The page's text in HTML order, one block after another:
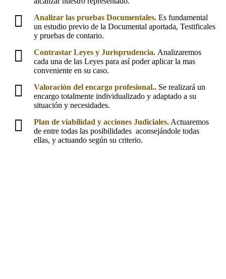
Analizar las pruebas Documentales. Es fundamental
un estudio previo de la Documental aportada, Testificales
y pruebas de contario.
Contrastar Leyes y Jurisprudencia. Analizaremos
cada una de las Leyes para así poder aplicar la mas
conveniente en su caso.
Valoración del encargo profesional.. Se realizará un
encargo totalmente individualizado y adaptado a su
situación y necesidades.
Plan de viabilidad y acciones Judiciales. Actuaremos
de entre todas las posibilidades aconsejándole todas
ellas, y actuando según su criterio.